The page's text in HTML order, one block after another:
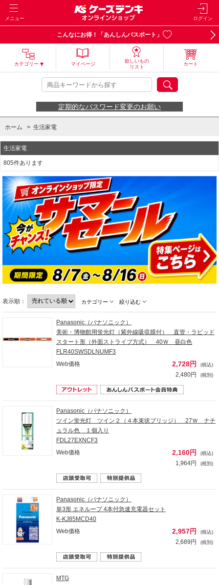
メニュー ログイン
こんなにお得！「あんしんパスポート」
カテゴリー マイページ
欲しいもの
リスト
カート
定期的なパスワード変更のお願い
ホーム > 生活家電
生活家電
805件あります
表示順： カテゴリー 絞り込む
Panasonic（パナソニック）
美術・博物館用蛍光灯（紫外線吸収膜付） 直管・ラピッド
スタート形（外面ストライプ方式） 40Ｗ 昼白色
FLR40SWSDLNUMF3
Web価格
2,728円 (税込)
2,480円 (税別)
Panasonic（パナソニック）
ツイン蛍光灯 ツイン２（４本束状ブリッジ） 27Ｗ ナチ
ュラル色 １個入り
FDL27EXNCF3
Web価格
2,160円 (税込)
1,964円 (税別)
Panasonic（パナソニック）
単3形 エネループ 4本付急速充電器セット
K-KJ85MCD40
Web価格
2,957円 (税込)
2,689円 (税別)
MTG